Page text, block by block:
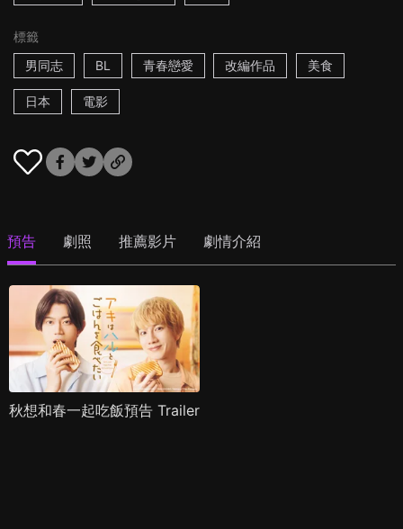
標籤
男同志
BL 青春戀愛 改編作品 美食
日本 電影
預告 劇照 推薦影片 劇情介紹
秋想和春一起吃飯預告 Trailer